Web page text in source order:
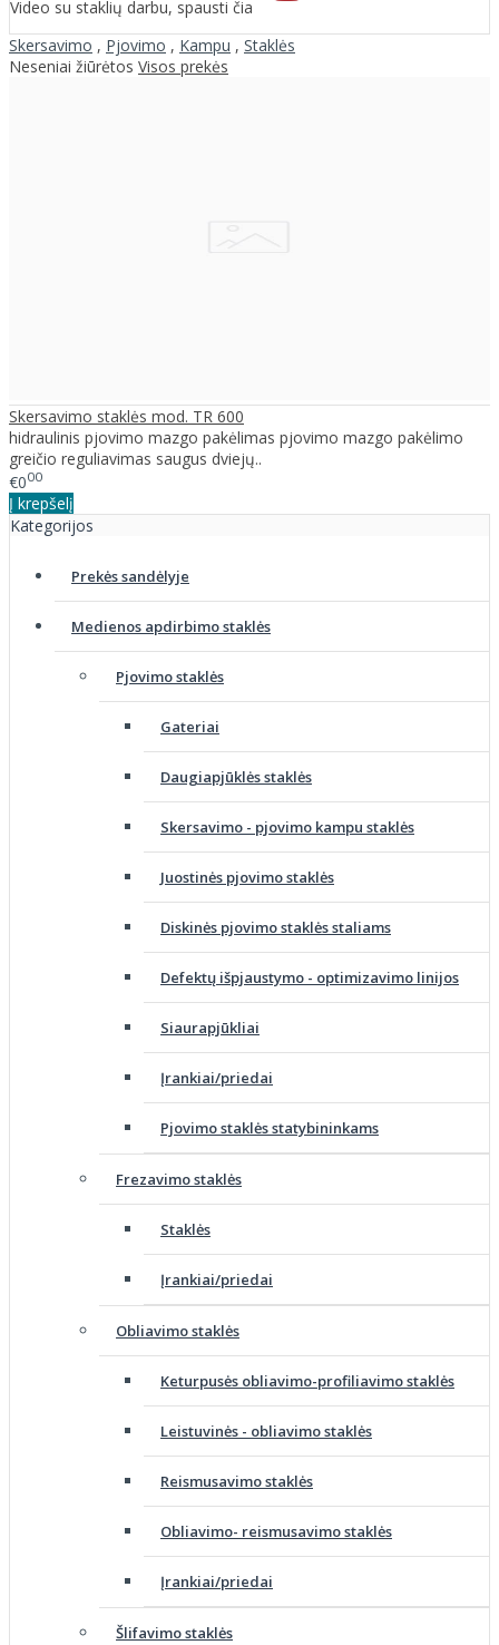
Video su staklių darbu, spausti čia
Skersavimo , Pjovimo , Kampu , Staklės
Neseniai žiūrėtos Visos prekės
Skersavimo staklės mod. TR 600
hidraulinis pjovimo mazgo pakėlimas pjovimo mazgo pakėlimo
greičio reguliavimas saugus dviejų..
€000
Į krepšelį
Kategorijos
Prekės sandėlyje
Medienos apdirbimo staklės
Pjovimo staklės
Gateriai
Daugiapjūklės staklės
Skersavimo - pjovimo kampu staklės
Juostinės pjovimo staklės
Diskinės pjovimo staklės staliams
Defektų išpjaustymo - optimizavimo linijos
Siaurapjūkliai
Įrankiai/priedai
Pjovimo staklės statybininkams
Frezavimo staklės
Staklės
Įrankiai/priedai
Obliavimo staklės
Keturpusės obliavimo-profiliavimo staklės
Leistuvinės - obliavimo staklės
Reismusavimo staklės
Obliavimo- reismusavimo staklės
Įrankiai/priedai
Šlifavimo staklės